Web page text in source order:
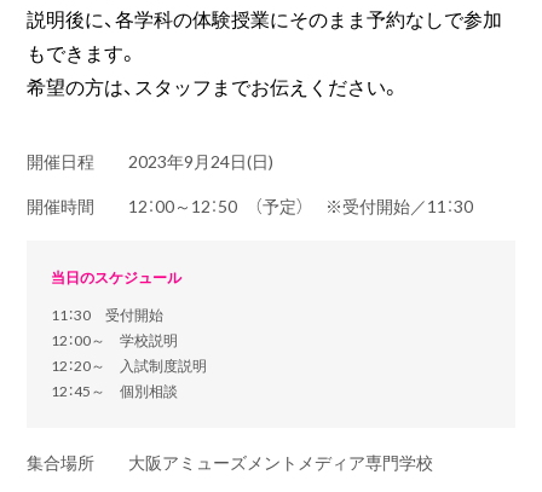
説明後に、各学科の体験授業にそのまま予約なしで参加
もできます。
希望の方は、スタッフまでお伝えください。
開催日程
2023年9月24日(日)
開催時間
12：00～12：50 （予定） ※受付開始／11：30
当日のスケジュール
11：30 受付開始
12：00～ 学校説明
12：20～ 入試制度説明
12：45～ 個別相談
集合場所
大阪アミューズメントメディア専門学校